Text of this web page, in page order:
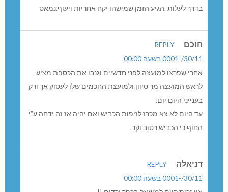
בדרך לעלות .הגיע הזמן שמישהו יקח אחריות ויעוף.נמאס
חוכם
REPLY
30/11/-0001 בשעה 00:00
אחרי שפרצו למועצה לפני חדשיים וגנבו את הכספת מציע
לראש המועצה מר סיוון ולמועצת החכמים שלו לעסוק אך ורק
בענייני היום יום.
עד היום לא צא מכרז לזיפות הכביש ואם יהיה אז זה ידחה ע”י
החוף כי הכביש רטוב וקר.
דניאלה
REPLY
30/11/-0001 בשעה 00:00